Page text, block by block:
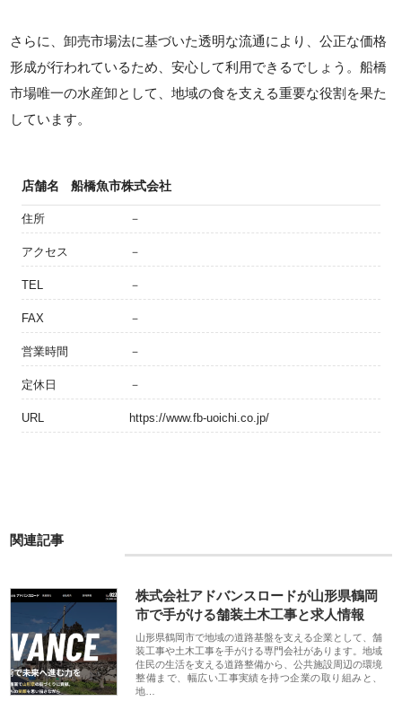
さらに、卸売市場法に基づいた透明な流通により、公正な価格
形成が行われているため、安心して利用できるでしょう。船橋
市場唯一の水産卸として、地域の食を支える重要な役割を果た
しています。
店舗名 船橋魚市株式会社
住所 －
アクセス －
TEL －
FAX －
営業時間 －
定休日 －
URL https://www.fb-uoichi.co.jp/
関連記事
株式会社アドバンスロードが山形県鶴岡
市で手がける舗装土木工事と求人情報
山形県鶴岡市で地域の道路基盤を支える企業として、舗
装工事や土木工事を手がける専門会社があります。地域
住民の生活を支える道路整備から、公共施設周辺の環境
整備まで、幅広い工事実績を持つ企業の取り組みと、
地…